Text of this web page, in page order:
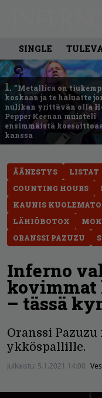
SINGLE
1. ”Metallica on
koskaan ja te haluatte
nulikan yrittävän olla
Pepper Keenan muisteli
ensimmäistä
kanssa
ÄÄNESTYS LISTAT
COUNTING HOURS
KAUNIS
LÄHIÖBOTOX
ORANSSI PAZUZU
Inferno
– tässä
Oranssi
ykköspallille.
Julkaistu: 5.1.2021 14:00